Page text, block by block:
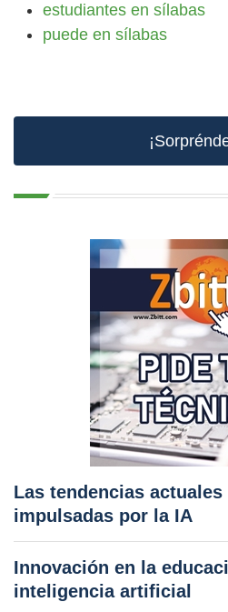
estudiantes en sílabas
puede en sílabas
Las tendencias
impulsadas por la IA
Innovación en la
inteligencia artificial